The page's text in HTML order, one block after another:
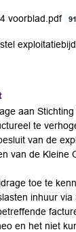
voorblad.pdf
aan
te
van de
van de Kleine
toe te
inhuur via
en het niet